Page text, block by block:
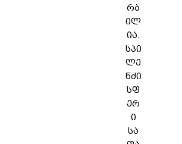
რბ
ილ
ია.
სპი
ლე
ნძი
სფ
ერ
ი
სა